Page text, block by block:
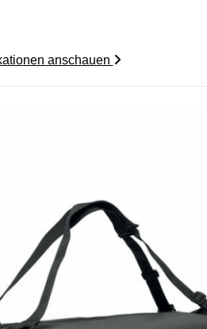
anschauen